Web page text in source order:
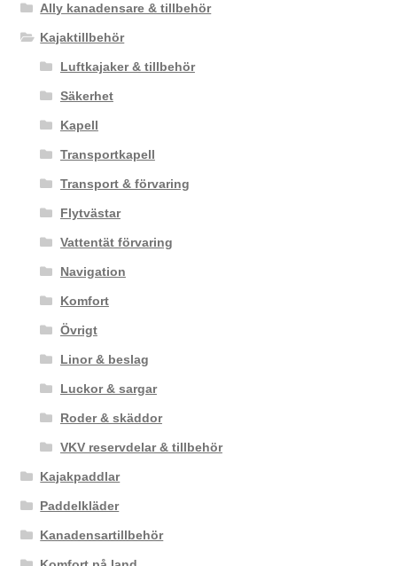
Ally kanadensare & tillbehör
Kajaktillbehör
Luftkajaker & tillbehör
Säkerhet
Kapell
Transportkapell
Transport & förvaring
Flytvästar
Vattentät förvaring
Navigation
Komfort
Övrigt
Linor & beslag
Luckor & sargar
Roder & skäddor
VKV reservdelar & tillbehör
Kajakpaddlar
Paddelkläder
Kanadensartillbehör